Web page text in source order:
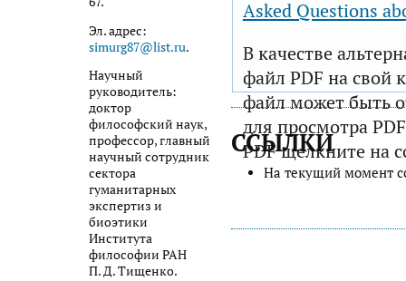
Эл. адрес:
simurg87@list.ru.
Научный
руководитель:
доктор
философский наук,
профессор, главный
научный сотрудник
сектора
гуманитарных
экспертиз и
биоэтики
Института
философии РАН
П. Д. Тищенко.
Asked Questions
В качестве
файл PDF на свой
файл может быть
для просмотра
PDF щелкните на
ССЫЛКИ
На текущий момент